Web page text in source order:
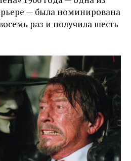
— была номинирована
раз и получила шесть